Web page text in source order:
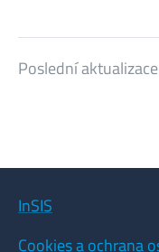
Poslední
InSIS
Cookies a ochrana